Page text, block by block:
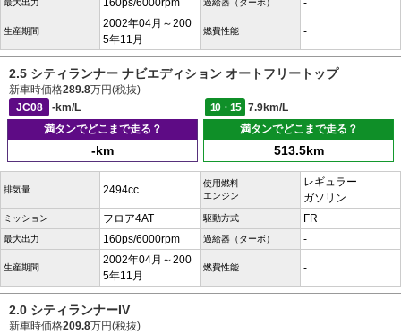
最大出力 160ps/6000rpm 過給器（ターボ） -
生産期間
2002年04月～200
5年11月
燃費性能 -
2.5 シティランナー ナビエディション オートフリートップ
新車時価格289.8万円(税抜)
JC08
-km/L 10・15
7.9km/L
満タンでどこまで走る？
-km
満タンでどこまで走る？
513.5km
排気量 2494cc
使用燃料
エンジン
レギュラー
ガソリン
ミッション フロア4AT 駆動方式 FR
最大出力 160ps/6000rpm 過給器（ターボ） -
生産期間
2002年04月～200
5年11月
燃費性能 -
2.0 シティランナーIV
新車時価格209.8万円(税抜)